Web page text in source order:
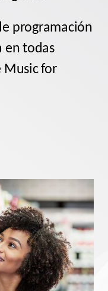
programación
en todas
Music for